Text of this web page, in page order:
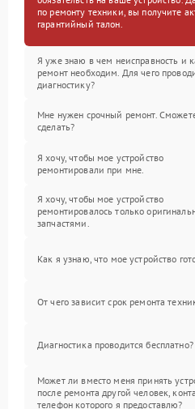
по ремонту техники, вы получите
гарантийный талон.
Я уже знаю в чем неисправность и
ремонт необходим. Для чего
диагностику?
Мне нужен срочный ремонт.
сделать?
Я хочу, чтобы мое устройство
ремонтировали при мне.
Я хочу, чтобы мое устройство
ремонтировалось только
запчастями.
Как я узнаю, что мое устройство
От чего зависит срок ремонта
Диагностика проводится бесплатно?
Может ли вместо меня принять
после ремонта другой человек,
телефон которого я предоставлю?